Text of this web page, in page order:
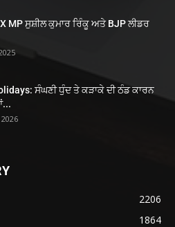
MP ਸੁਸ਼ੀਲ ਕੁਮਾਰ ਰਿੰਕੂ ਅਤੇ BJP ਲੀਡਰ
ਸੰਘਣੀ ਧੁੰਦ ਤੇ ਕੜਾਕੇ ਦੀ ਠੰਡ ਕਾਰਨ
2206
1864